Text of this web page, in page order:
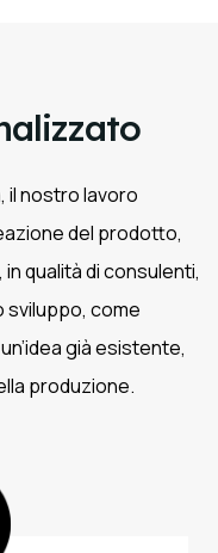
il nostro lavoro
del prodotto,
qualità di consulenti,
sviluppo, come
già esistente,
produzione.